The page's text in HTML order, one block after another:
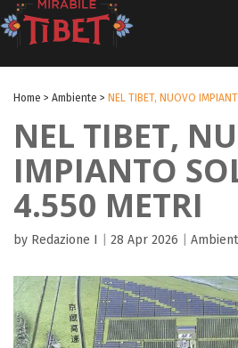
Home > Ambiente > NEL TIBET, NUOVO
NEL TIBET,
IMPIANTO
4.550 METRI
by Redazione I 28 Apr 2026